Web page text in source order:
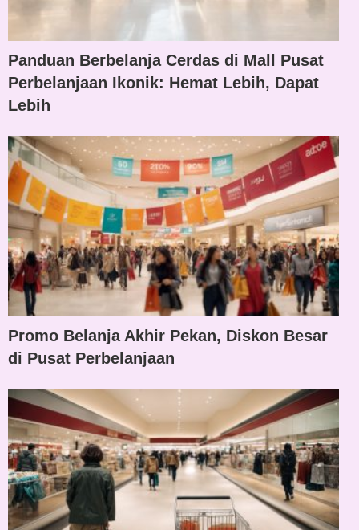
Panduan Berbelanja Cerdas di Mall Pusat
Perbelanjaan Ikonik: Hemat Lebih, Dapat
Lebih
Promo Belanja Akhir Pekan, Diskon Besar
di Pusat Perbelanjaan